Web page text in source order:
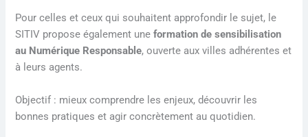
Pour celles et ceux qui souhaitent approfondir le sujet, le
SITIV propose également uneformation de sensibilisation
au Numérique Responsable, ouverte aux villes adhérentes et
à leurs agents.
Objectif : mieux comprendre les enjeux, découvrir les
bonnes pratiques et agir concrètement au quotidien.